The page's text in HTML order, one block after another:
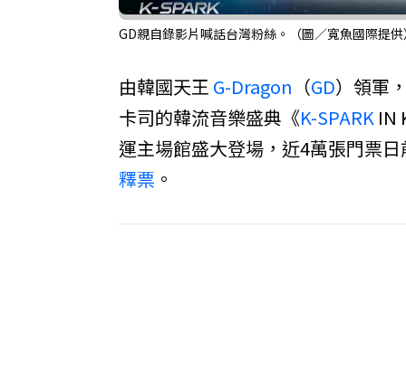
GD親自錄影片喊話台灣粉絲。（圖／寬魚國際提供）
由韓國天王 G-Dragon （GD）領軍
卡司的韓流音樂盛典《K-SPARK IN
運主場館盛大登場，近4萬張門票
釋票 。